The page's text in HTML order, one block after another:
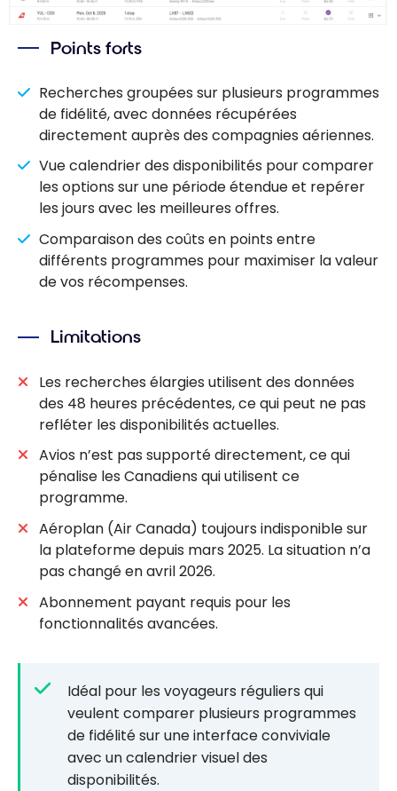
Points forts
Recherches groupées sur plusieurs programmes
de fidélité, avec données récupérées
directement auprès des compagnies aériennes.
Vue calendrier des disponibilités pour comparer
les options sur une période étendue et repérer
les jours avec les meilleures offres.
Comparaison des coûts en points entre
différents programmes pour maximiser la valeur
de vos récompenses.
Limitations
Les recherches élargies utilisent des données
des 48 heures précédentes, ce qui peut ne pas
refléter les disponibilités actuelles.
Avios n’est pas supporté directement, ce qui
pénalise les Canadiens qui utilisent ce
programme.
Aéroplan (Air Canada) toujours indisponible sur
la plateforme depuis mars 2025. La situation n’a
pas changé en avril 2026.
Abonnement payant requis pour les
fonctionnalités avancées.
Idéal pour les voyageurs réguliers qui
veulent comparer plusieurs programmes
de fidélité sur une interface conviviale
avec un calendrier visuel des
disponibilités.